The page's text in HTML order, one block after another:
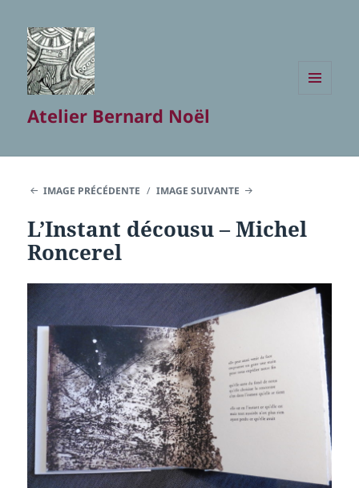
Atelier Bernard Noël
IMAGE PRÉCÉDENTE IMAGE SUIVANTE
L’Instant décousu – Michel
Roncerel